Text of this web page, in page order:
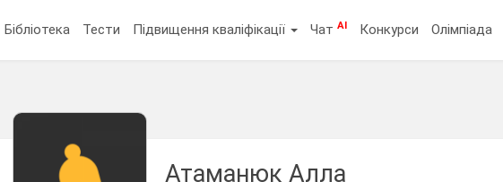
Бібліотека Тести Підвищення кваліфікації ЧатAI Конкурси Олімпіада
Атаманюк Алла